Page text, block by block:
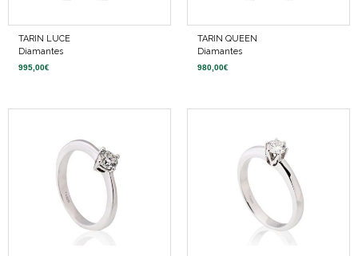
Diamantes
995,00€
Diamantes
980,00€